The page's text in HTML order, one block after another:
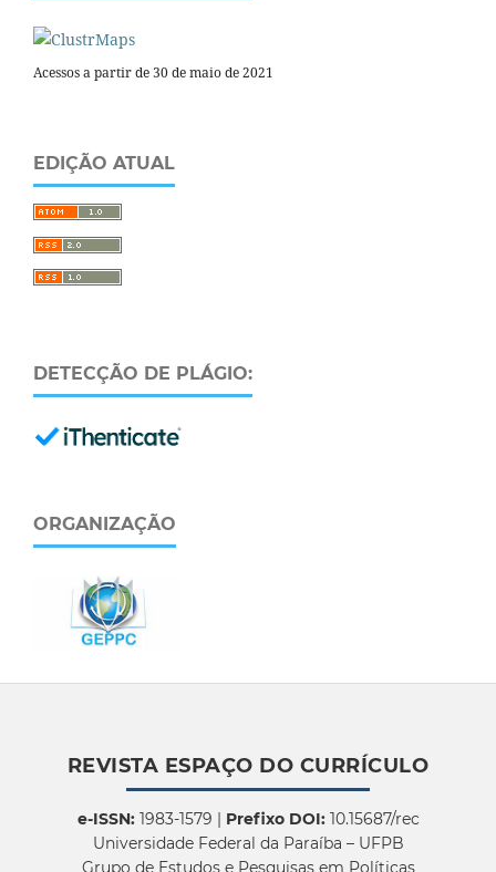
Acessos a partir de 30 de maio de 2021
EDIÇÃO ATUAL
DETECÇÃO DE PLÁGIO:
ORGANIZAÇÃO
REVISTA ESPAÇO DO CURRÍCULO
e-ISSN:1983-1579 | Prefixo DOI:10.15687/rec
Universidade Federal da Paraíba – UFPB
Grupo de Estudos e Pesquisas em Políticas